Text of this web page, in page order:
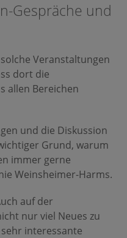
Gespräche und
Veranstaltungen
dort die
allen Bereichen
und die Diskussion
Grund, warum
immer gerne
Weinsheimer-Harms.
auf der
nur viel Neues zu
interessante